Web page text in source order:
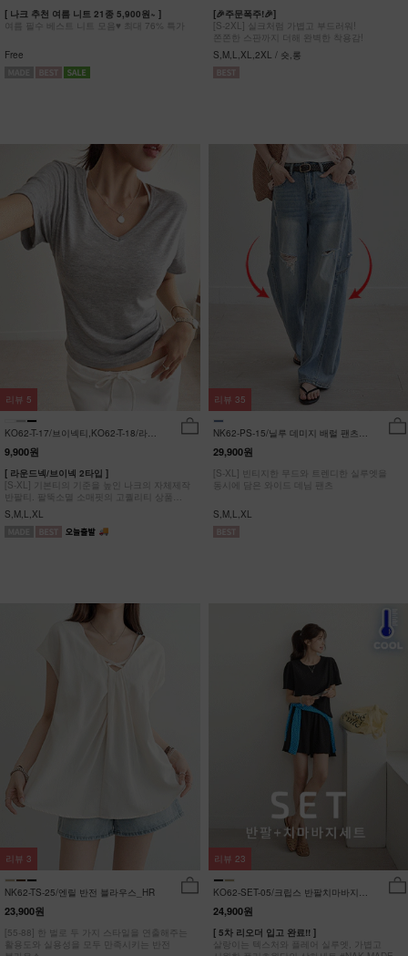
[ 나크 추천 여름 니트 21종 5,900원~ ]
여름 필수 베스트 니트 모음♥ 최대 76% 특가
Free
[🎉주문폭주!🎉]
[S-2XL] 실크처럼 가볍고 부드러워!
쫀쫀한 스판까지 더해 완벽한 착용감!
S,M,L,XL,2XL / 숏,롱
KO62-T-17/브이넥티,KO62-T-18/라운
드티_YN
9,900원
[ 라운드넥/브이넥 2타입 ]
[S-XL] 기본티의 기준을 높인 나크의 자체제작
반팔티. 팔뚝소멸 소매핏의 고퀄리티 상품
#NAK MADE.
S,M,L,XL
리뷰 5
NK62-PS-15/닐루 데미지 배럴 팬츠
_HR
29,900원
[S-XL] 빈티지한 무드와 트렌디한 실루엣을
동시에 담은 와이드 데님 팬츠
S,M,L,XL
리뷰 35
NK62-TS-25/엔릴 반전 블라우스_HR
23,900원
[55-88] 한 벌로 두 가지 스타일을 연출해주는
활용도와 실용성을 모두 만족시키는 반전
리뷰 3
KO62-SET-05/크립스 반팔치마바지세
트_HR
24,900원
[ 5차 리오더 입고 완료!! ]
살랑이는 텍스처와 플레어 실루엣, 가볍고
리뷰 23